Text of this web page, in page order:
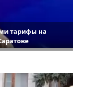
тарифы на